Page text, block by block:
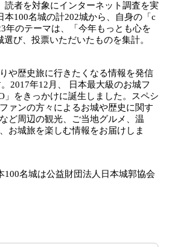
読者を対象にインターネット調査を実
本100名城の計202城から、自身の「c
年のテーマは、「今年もっとも心を
び、投票いただいたものを集計。
や歴史旅に行きたくなる情報を発信
2017年12月、 日本最大級のお城フ
」をきっかけに誕生しました。スペシ
ァンの方々によるお城や歴史に関す
ど周辺の観光、ご当地グルメ、温
お城旅を楽しむ情報をお届けしま
名城は公益財団法人日本城郭協会